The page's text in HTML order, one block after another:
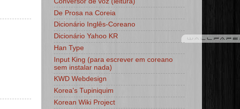
De Prosa na Coreia
Dicionário Inglês-Coreano
Dicionário Yahoo KR
Han Type
Input King (para escrever em coreano
sem instalar nada)
KWD Webdesign
Korea's Tupiniquim
Korean Wiki Project